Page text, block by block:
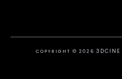
COPYRIGHT © 2026 3DCINE